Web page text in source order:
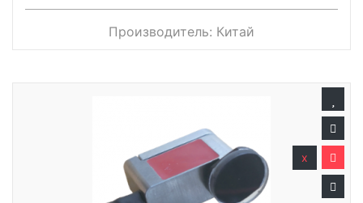
Производитель: Китай
x